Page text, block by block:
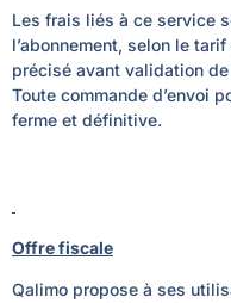
Les frais liés à ce service
l’abonnement, selon le
précisé avant validation de
Toute commande d’envoi
ferme et définitive.
Offre fiscale
Qalimo propose à ses